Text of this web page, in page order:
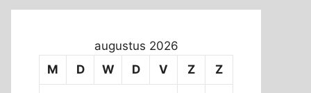
augustus 2026
M
D W D V Z Z